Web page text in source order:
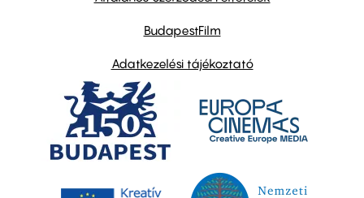
BudapestFilm
Adatkezelési tájékoztató